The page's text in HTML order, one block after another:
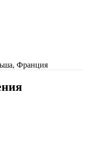
Франция